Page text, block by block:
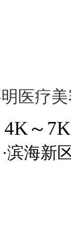
医疗
4K～7K
·滨海新